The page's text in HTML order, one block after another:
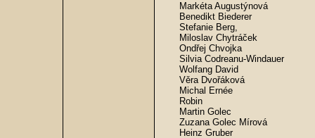
Markéta Augustýnová
Benedikt Biederer
Stefanie Berg,
Miloslav Chytráček
Ondřej Chvojka
Silvia Codreanu-Windauer
Wolfang David
Věra Dvořáková
Michal Ernée
Robin
Martin Golec
Zuzana Golec Mírová
Heinz Gruber